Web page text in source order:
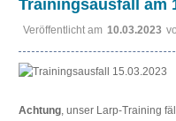
Trainingsausfall am
Veröffentlicht am 10.03.2023
Achtung, unser Larp-Training